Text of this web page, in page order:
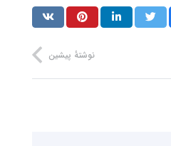
نوشتهٔ پیشین